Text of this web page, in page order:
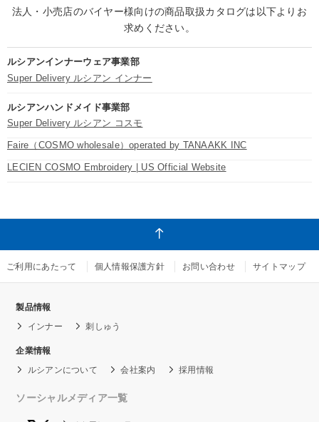
法人・小売店のバイヤー様向けの商品取扱カタログは以下よりお
求めください。
ルシアンインナーウェア事業部
Super Delivery ルシアン インナー
ルシアンハンドメイド事業部
Super Delivery ルシアン コスモ
Faire（COSMO wholesale）operated by TANAAKK INC
LECIEN COSMO Embroidery | US Official Website
ご利用にあたって 個人情報保護方針 お問い合わせ サイトマップ
製品情報
インナー
刺しゅう
企業情報
ルシアンについて
会社案内 採用情報
ソーシャルメディア一覧